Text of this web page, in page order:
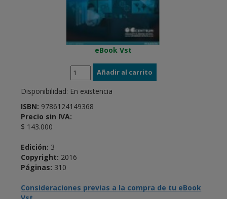
eBook Vst
Disponibilidad: En existencia
ISBN: 9786124149368
Precio sin IVA:
$ 143.000
Edición: 3
Copyright: 2016
Páginas: 310
Consideraciones previas a la compra de tu eBook